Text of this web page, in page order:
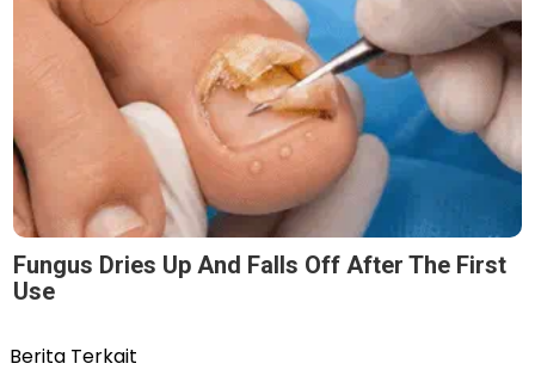
Fungus Dries Up And Falls Off After The First
Use
Berita Terkait